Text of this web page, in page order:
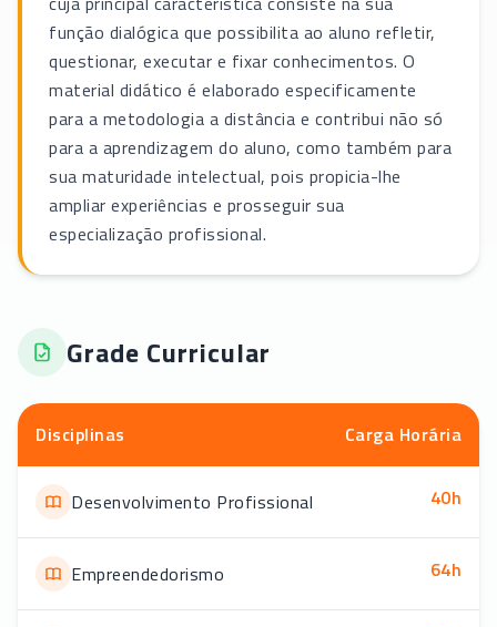
função dialógica que possibilita ao aluno refletir,
questionar, executar e fixar conhecimentos. O
material didático é elaborado especificamente
para a metodologia a distância e contribui não só
para a aprendizagem do aluno, como também para
sua maturidade intelectual, pois propicia-lhe
ampliar experiências e prosseguir sua
especialização profissional.
Grade Curricular
Disciplinas Carga Horária
Desenvolvimento Profissional 40h
Empreendedorismo 64h